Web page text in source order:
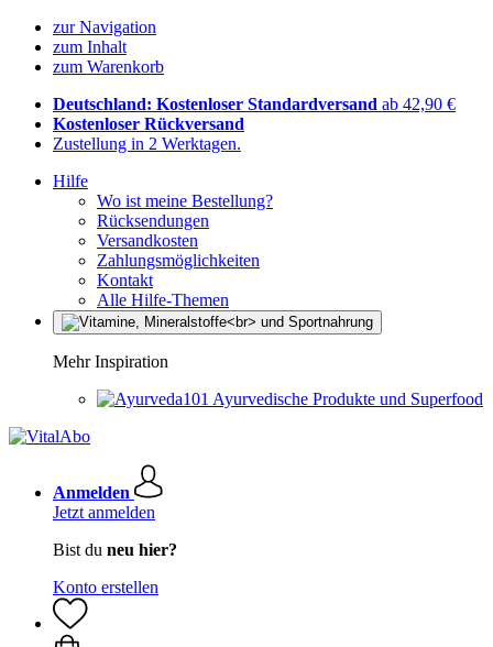
zur Navigation
zum Inhalt
zum Warenkorb
Deutschland: Kostenloser Standardversand ab 42,90 €
Kostenloser Rückversand
Zustellung in 2 Werktagen.
Hilfe
Wo ist meine Bestellung?
Rücksendungen
Versandkosten
Zahlungsmöglichkeiten
Kontakt
Alle Hilfe-Themen
Mehr Inspiration
Ayurvedische Produkte und Superfood
Anmelden
Jetzt anmelden
Bist du neu hier?
Konto erstellen